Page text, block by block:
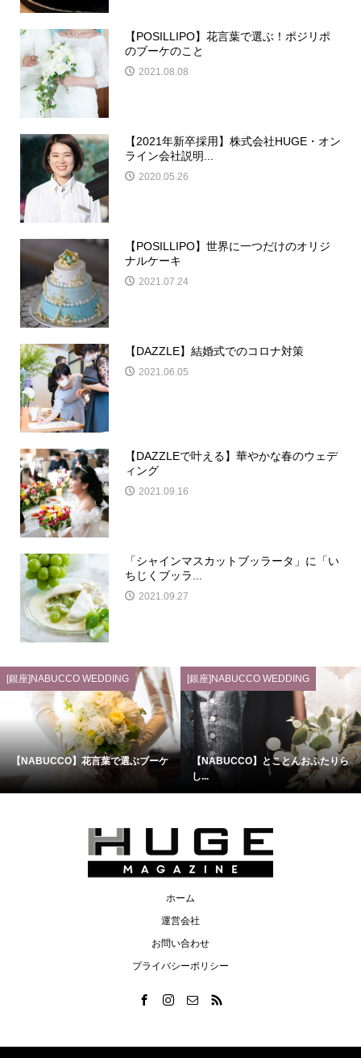
【POSILLIPO】花言葉で選ぶ！ポジリポ
のブーケのこと
2021.08.08
【2021年新卒採用】株式会社HUGE・オン
ライン会社説明...
2020.05.26
【POSILLIPO】世界に一つだけのオリジ
ナルケーキ
2021.07.24
【DAZZLE】結婚式でのコロナ対策
2021.06.05
【DAZZLEで叶える】華やかな春のウェデ
ィング
2021.09.16
「シャインマスカットブッラータ」に「い
ちじくブッラ...
2021.09.27
[銀座]NABUCCO WEDDING
【NABUCCO】花言葉で選ぶブーケ
[銀座]NABUCCO WEDDING
【NABUCCO】とことんおふたりら
し...
ホーム
運営会社
お問い合わせ
プライバシーポリシー